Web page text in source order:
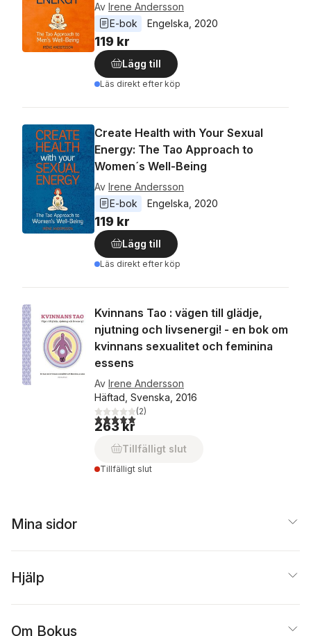
Av Irene Andersson
E-bok
Engelska 2020
119 kr
Lägg till
Läs direkt efter köp
Create Health with Your Sexual
Energy: The Tao Approach to
Women´s Well-Being
Av Irene Andersson
E-bok
Engelska 2020
119 kr
Lägg till
Läs direkt efter köp
Kvinnans Tao : vägen till glädje,
njutning och livsenergi! - en bok om
kvinnans sexualitet och feminina
essens
Av Irene Andersson
Häftad, Svenska, 2016
5,0utav 5 stjärnor. Totalt antal röster:
(2)
263 kr
Tillfälligt slut
Tillfälligt slut
Mina sidor
Hjälp
Om Bokus